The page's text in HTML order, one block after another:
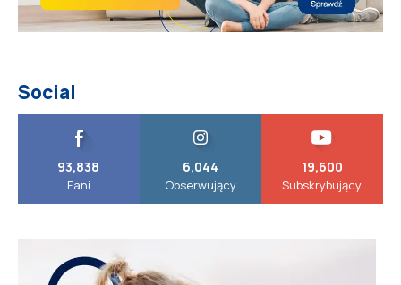
Social
93,838
Fani
6,044
Obserwujący
19,600
Subskrybujący